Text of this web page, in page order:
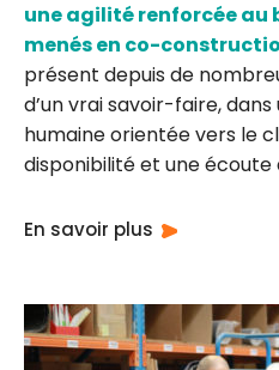
une agilité renforcée au
menés en co-
présent depuis de
d’un vrai savoir-faire,
humaine orientée vers le
disponibilité et une
En savoir plus